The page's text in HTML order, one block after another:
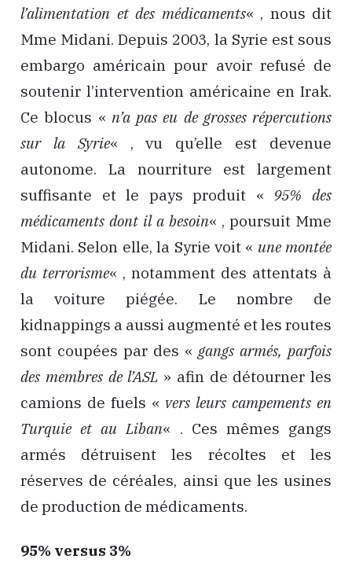
l’alimentation et des médicaments« , nous dit
Mme Midani. Depuis 2003, la Syrie est sous
embargo américain pour avoir refusé de
soutenir l’intervention américaine en Irak.
Ce blocus « n’a pas eu de grosses répercutions
sur la Syrie« , vu qu’elle est devenue
autonome. La nourriture est largement
suffisante et le pays produit « 95% des
médicaments dont il a besoin« , poursuit Mme
Midani. Selon elle, la Syrie voit « une montée
du terrorisme« , notamment des attentats à
la voiture piégée. Le nombre de
kidnappings a aussi augmenté et les routes
sont coupées par des « gangs armés, parfois
des membres de l’ASL » afin de détourner les
camions de fuels « vers leurs campements en
Turquie et au Liban« . Ces mêmes gangs
armés détruisent les récoltes et les
réserves de céréales, ainsi que les usines
de production de médicaments.
95% versus 3%